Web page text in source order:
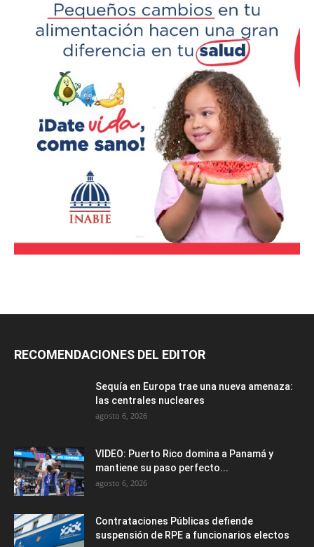
RECOMENDACIONES DEL EDITOR
Sequía en Europa trae una nueva amenaza:
las centrales nucleares
agosto 6, 2026
VIDEO: Puerto Rico domina a Panamá y
mantiene su paso perfecto...
agosto 6, 2026
Contrataciones Públicas defiende
suspensión de RPE a funcionarios electos